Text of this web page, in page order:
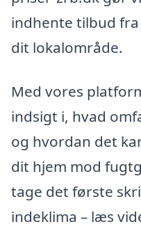
indhente tilbud
dit lokalområde.
Med vores
indsigt i, hvad
og hvordan det
dit hjem mod
tage det første
indeklima – læs